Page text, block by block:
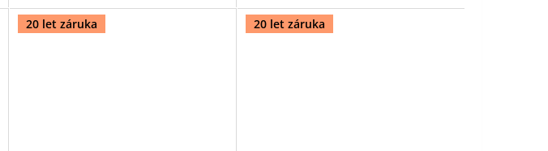
20 let záruka 20 let záruka